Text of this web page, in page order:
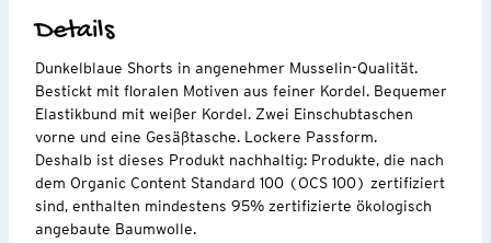
Details
Dunkelblaue Shorts in angenehmer Musselin-Qualität.
Bestickt mit floralen Motiven aus feiner Kordel. Bequemer
Elastikbund mit weißer Kordel. Zwei Einschubtaschen
vorne und eine Gesäßtasche. Lockere Passform.
Deshalb ist dieses Produkt nachhaltig: Produkte, die nach
dem Organic Content Standard 100 (OCS 100) zertifiziert
sind, enthalten mindestens 95% zertifizierte ökologisch
angebaute Baumwolle.